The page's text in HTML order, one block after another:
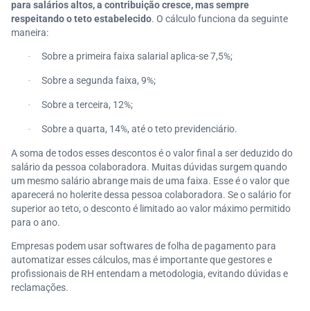
para salários altos, a contribuição cresce, mas sempre
respeitando o teto estabelecido. O cálculo funciona da seguinte
maneira:
· Sobre a primeira faixa salarial aplica-se 7,5%;
· Sobre a segunda faixa, 9%;
· Sobre a terceira, 12%;
· Sobre a quarta, 14%, até o teto previdenciário.
A soma de todos esses descontos é o valor final a ser deduzido do
salário da pessoa colaboradora. Muitas dúvidas surgem quando
um mesmo salário abrange mais de uma faixa. Esse é o valor que
aparecerá no holerite dessa pessoa colaboradora. Se o salário for
superior ao teto, o desconto é limitado ao valor máximo permitido
para o ano.
Empresas podem usar softwares de folha de pagamento para
automatizar esses cálculos, mas é importante que gestores e
profissionais de RH entendam a metodologia, evitando dúvidas e
reclamações.